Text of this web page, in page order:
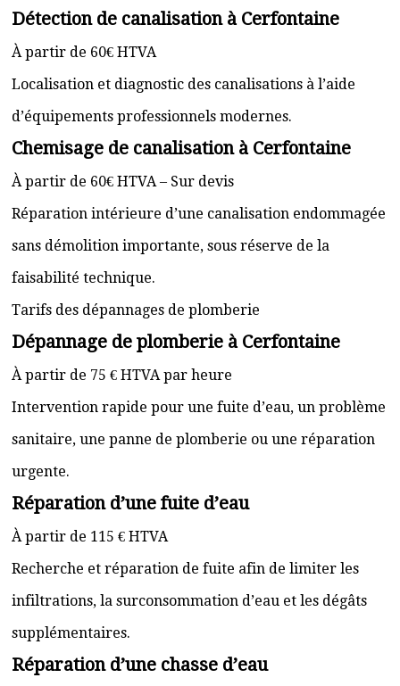
Détection de canalisation à Cerfontaine
À partir de 60€ HTVA
Localisation et diagnostic des canalisations à l’aide
d’équipements professionnels modernes.
Chemisage de canalisation à Cerfontaine
À partir de 60€ HTVA – Sur devis
Réparation intérieure d’une canalisation endommagée
sans démolition importante, sous réserve de la
faisabilité technique.
Tarifs des dépannages de plomberie
Dépannage de plomberie à Cerfontaine
À partir de 75 € HTVA par heure
Intervention rapide pour une fuite d’eau, un problème
sanitaire, une panne de plomberie ou une réparation
urgente.
Réparation d’une fuite d’eau
À partir de 115 € HTVA
Recherche et réparation de fuite afin de limiter les
infiltrations, la surconsommation d’eau et les dégâts
supplémentaires.
Réparation d’une chasse d’eau